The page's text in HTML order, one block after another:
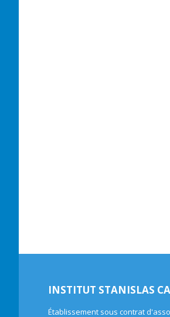
INSTITUT STANISLAS
Établissement sous contrat